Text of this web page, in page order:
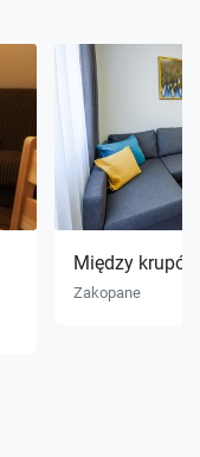
Między
Zakopane